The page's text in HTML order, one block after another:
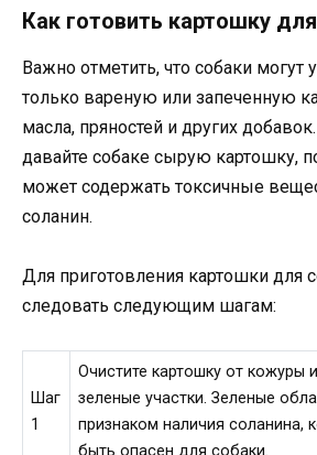
Как готовить картошку
Важно отметить, что собаки могут
только вареную или запеченную
масла, пряностей и других
давайте собаке сырую картошку,
может содержать токсичные
соланин.
Для приготовления картошки для
следовать следующим шагам:
Шаг
1
Очистите картошку от кожуры
зеленые участки. Зеленые
признаком наличия соланина,
быть опасен для собаки.